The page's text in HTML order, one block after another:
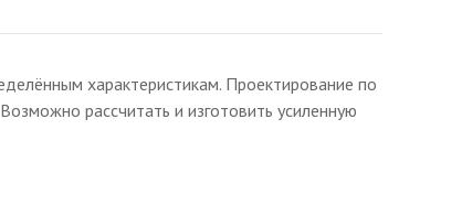
характеристикам. Проектирование по
рассчитать и изготовить усиленную